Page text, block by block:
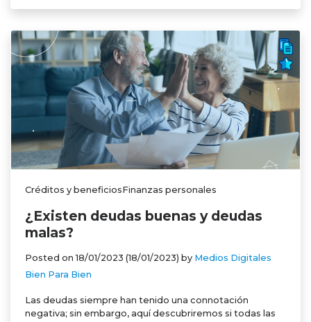
Créditos y beneficiosFinanzas personales
¿Existen deudas buenas y deudas
malas?
Posted on18/01/2023 (18/01/2023) by Medios Digitales
Bien Para Bien
Las deudas siempre han tenido una connotación
negativa; sin embargo, aquí descubriremos si todas las